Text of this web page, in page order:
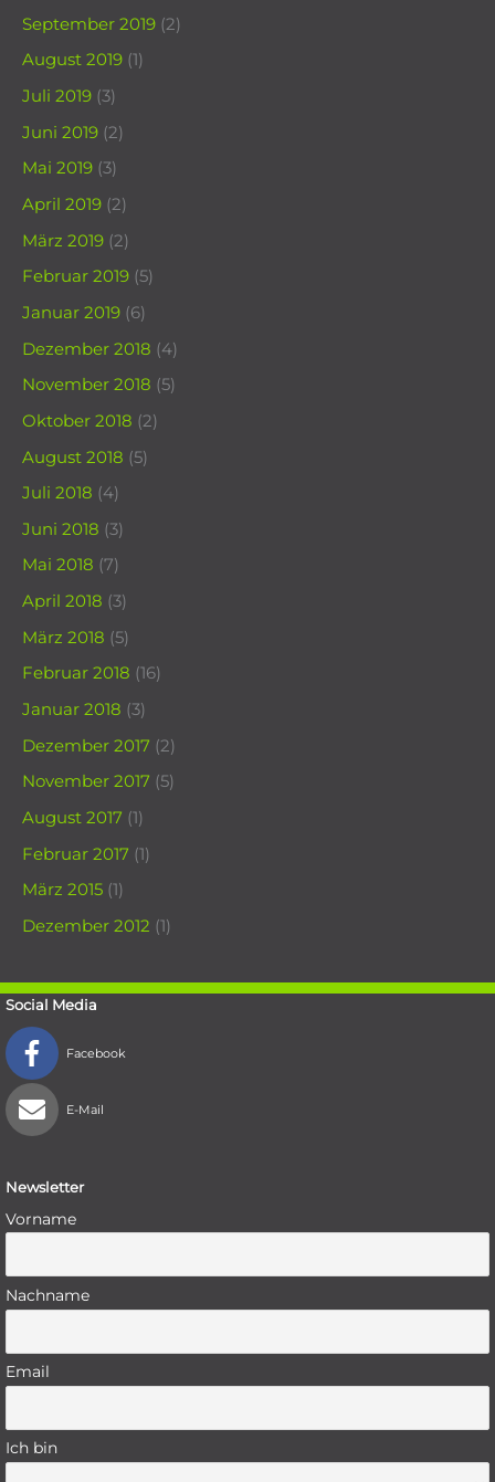
September 2019 (2)
August 2019 (1)
Juli 2019 (3)
Juni 2019 (2)
Mai 2019 (3)
April 2019 (2)
März 2019 (2)
Februar 2019 (5)
Januar 2019 (6)
Dezember 2018 (4)
November 2018 (5)
Oktober 2018 (2)
August 2018 (5)
Juli 2018 (4)
Juni 2018 (3)
Mai 2018 (7)
April 2018 (3)
März 2018 (5)
Februar 2018 (16)
Januar 2018 (3)
Dezember 2017 (2)
November 2017 (5)
August 2017 (1)
Februar 2017 (1)
März 2015 (1)
Dezember 2012 (1)
Social Media
Facebook
E-Mail
Newsletter
Vorname
Nachname
Email
Ich bin